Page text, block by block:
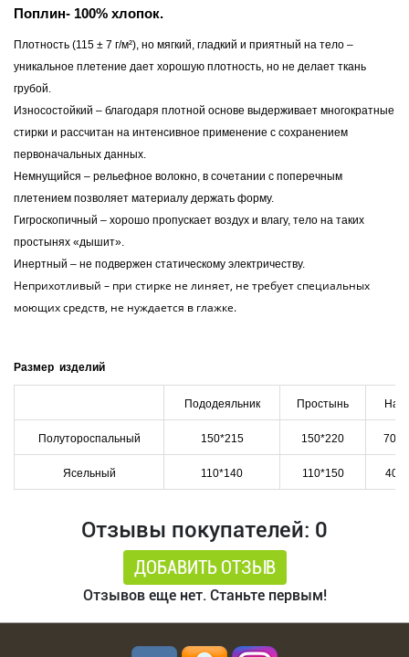
Поплин- 100% хлопок.
Плотность (115 ± 7 г/м²), но мягкий, гладкий и приятный на тело –
уникальное плетение дает хорошую плотность, но не делает ткань
грубой.
Износостойкий – благодаря плотной основе выдерживает многократные
стирки и рассчитан на интенсивное применение с сохранением
первоначальных данных.
Немнущийся – рельефное волокно, в сочетании с поперечным
плетением позволяет материалу держать форму.
Гигроскопичный – хорошо пропускает воздух и влагу, тело на таких
простынях «дышит».
Инертный – не подвержен статическому электричеству.
Неприхотливый – при стирке не линяет, не требует специальных
моющих средств, не нуждается в глажке.
Размер изделий
Пододеяльник Простынь
Полутороспальный 150*215 150*220
Ясельный 110*140 110*150
Отзывы покупателей: 0
ДОБАВИТЬ ОТЗЫВ
Отзывов еще нет. Станьте первым!